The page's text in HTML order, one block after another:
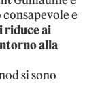
e
riduce ai
alla
si sono